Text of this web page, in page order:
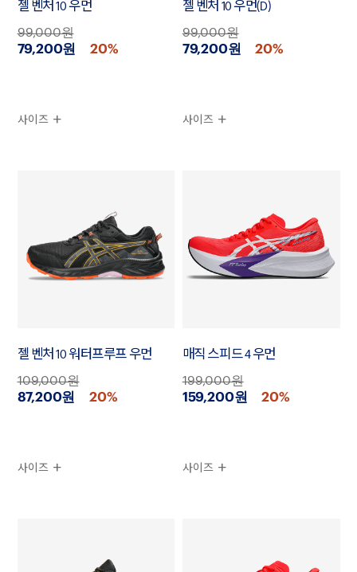
젤 벤처 10 우먼
99,000원
79,200원 20%
사이즈
젤 벤처 10 우먼(D)
99,000원
79,200원 20%
사이즈
젤 벤처 10 워터프루프 우먼
109,000원
87,200원 20%
사이즈
매직 스피드 4 우먼
199,000원
159,200원 20%
사이즈